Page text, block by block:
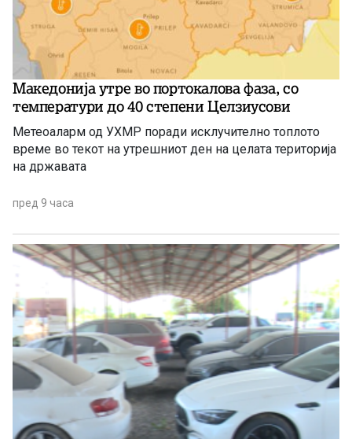
Македонија утре во портокалова фаза, со
температури до 40 степени Целзиусови
Метеоаларм од УХМР поради исклучително топлото
време во текот на утрешниот ден на целата територија
на државата
пред 9 часа